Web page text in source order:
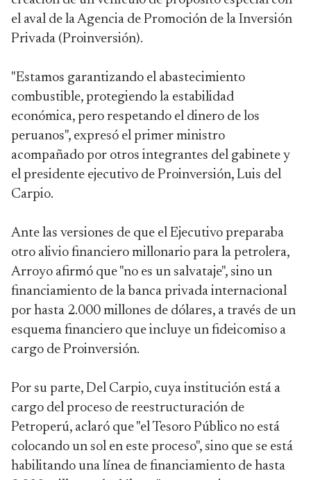
el aval de la Agencia de Promoción de la Inversión
Privada (Proinversión).
"Estamos garantizando el abastecimiento
combustible, protegiendo la estabilidad
económica, pero respetando el dinero de los
peruanos", expresó el primer ministro
acompañado por otros integrantes del gabinete y
el presidente ejecutivo de Proinversión, Luis del
Carpio.
Ante las versiones de que el Ejecutivo preparaba
otro alivio financiero millonario para la petrolera,
Arroyo afirmó que "no es un salvataje", sino un
financiamiento de la banca privada internacional
por hasta 2.000 millones de dólares, a través de un
esquema financiero que incluye un fideicomiso a
cargo de Proinversión.
Por su parte, Del Carpio, cuya institución está a
cargo del proceso de reestructuración de
Petroperú, aclaró que "el Tesoro Público no está
colocando un sol en este proceso", sino que se está
habilitando una línea de financiamiento de hasta